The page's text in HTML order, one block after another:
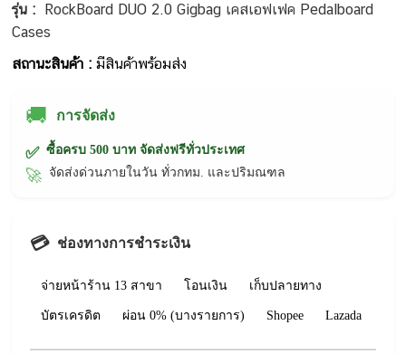
รุ่น :
RockBoard DUO 2.0 Gigbag เคสเอฟเฟค Pedalboard
Cases
สถานะสินค้า :มีสินค้าพร้อมส่ง
🚚 การจัดส่ง
✅ ซื้อครบ 500 บาท จัดส่งฟรีทั่วประเทศ
🚀 จัดส่งด่วนภายในวัน ทั่วกทม. และปริมณฑล
💳 ช่องทางการชำระเงิน
จ่ายหน้าร้าน 13 สาขา โอนเงิน เก็บปลายทาง
บัตรเครดิต ผ่อน 0% (บางรายการ) Shopee Lazada